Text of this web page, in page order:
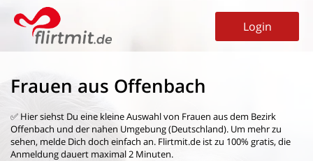
Login
Frauen aus Offenbach
✅ Hier siehst Du eine kleine Auswahl von Frauen aus dem Bezirk
Offenbach und der nahen Umgebung (Deutschland). Um mehr zu
sehen, melde Dich doch einfach an. Flirtmit.de ist zu 100% gratis, die
Anmeldung dauert maximal 2 Minuten.